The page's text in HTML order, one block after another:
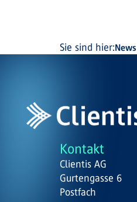
Sie sind hier:News
Kontakt
Clientis AG
Gurtengasse 6
Postfach